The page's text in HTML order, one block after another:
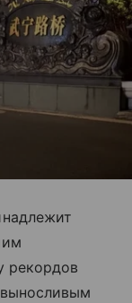
рекордов